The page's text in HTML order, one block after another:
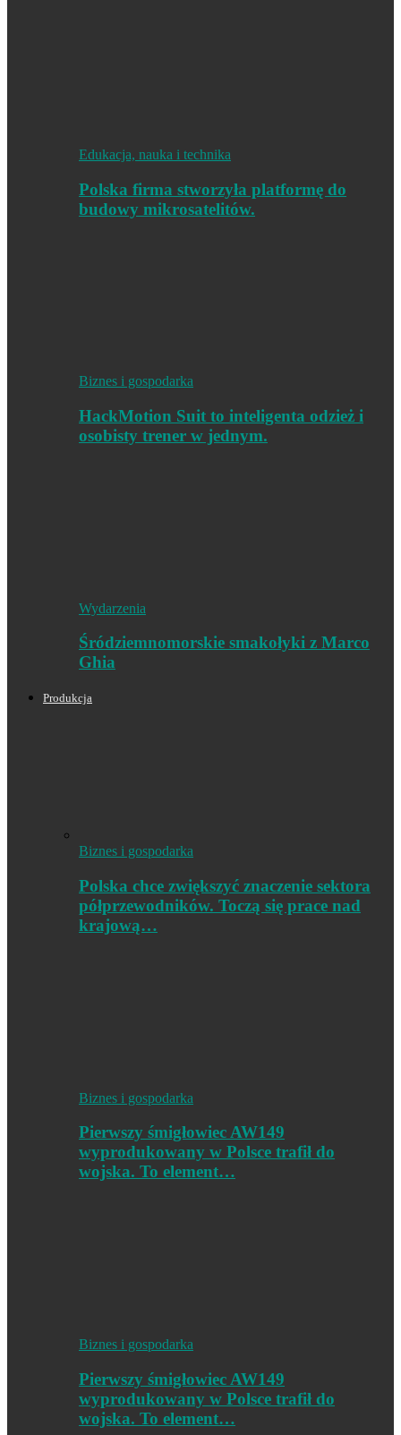
Edukacja, nauka i technika
Polska firma stworzyła platformę do
budowy mikrosatelitów.
Biznes i gospodarka
HackMotion Suit to inteligenta odzież i
osobisty trener w jednym.
Wydarzenia
Śródziemnomorskie smakołyki z Marco
Ghia
Produkcja
Biznes i gospodarka
Polska chce zwiększyć znaczenie sektora
półprzewodników. Toczą się prace nad
krajową…
Biznes i gospodarka
Pierwszy śmigłowiec AW149
wyprodukowany w Polsce trafił do
wojska. To element…
Biznes i gospodarka
Pierwszy śmigłowiec AW149
wyprodukowany w Polsce trafił do
wojska. To element…